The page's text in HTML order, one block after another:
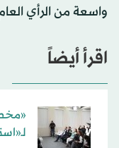
واسعة من الرأي
اقرأ أيضاً